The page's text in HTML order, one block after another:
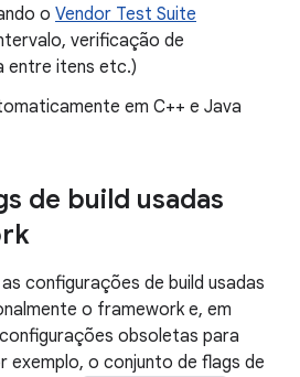
o Vendor Test Suite
verificação de
entre itens etc.)
em C++ e Java
de build usadas
configurações de build usadas
o framework e, em
obsoletas para
exemplo, o conjunto de flags de